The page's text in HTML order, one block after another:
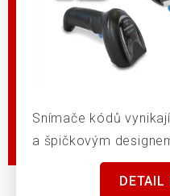
Snímače kódů
a špičkovým
DETAIL